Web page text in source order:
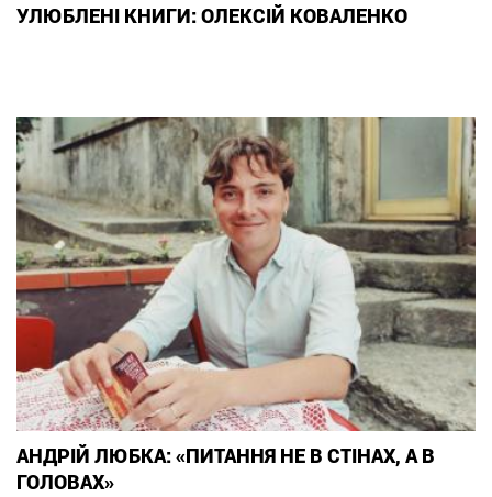
УЛЮБЛЕНІ КНИГИ: ОЛЕКСІЙ КОВАЛЕНКО
АНДРІЙ ЛЮБКА: «ПИТАННЯ НЕ В СТІНАХ, А В
ГОЛОВАХ»